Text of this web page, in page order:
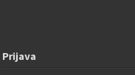
Prijava